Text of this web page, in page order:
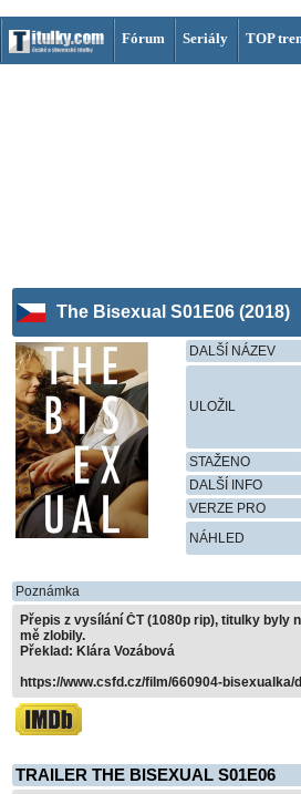
Fórum Seriály TOP
The Bisexual S01E06 (2018)
DALŠÍ NÁZEV
ULOŽIL
STAŽENO
DALŠÍ INFO
VERZE PRO
NÁHLED
Poznámka
Přepis z vysílání ČT (1080p rip), titulky byly
mě zlobily.
Překlad: Klára Vozábová
https://www.csfd.cz/film/660904-bisexualka/
TRAILER THE BISEXUAL S01E06